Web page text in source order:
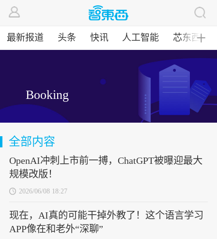
最新报道 头条 快讯 人工智能 芯东西╋
Booking
全部内容
OpenAI冲刺上市前一搏，ChatGPT被曝迎最大
规模改版！
2026/06/08 18:27
现在，AI真的可能干掉外教了！这个语言学习
APP像在和老外“深聊”